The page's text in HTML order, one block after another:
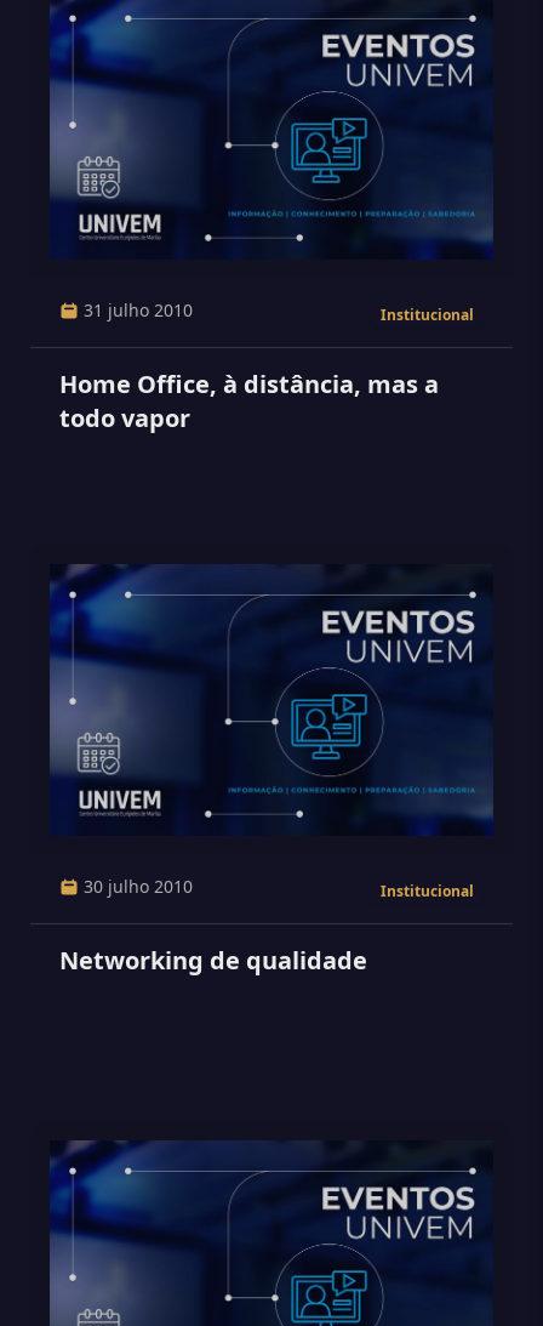
31 julho 2010 Institucional
Home Office, à distância, mas a
todo vapor
30 julho 2010 Institucional
Networking de qualidade